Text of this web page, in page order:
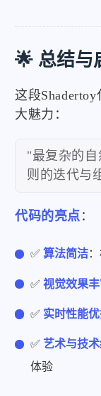
🌟 总结与
这段
大魅力：
"最复杂的
则的迭代与
代码的亮点 ：
✅算法简洁
✅视觉效果
✅ 实时性能
✅ 艺术与技
体验